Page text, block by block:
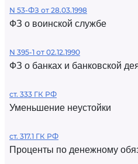
N 53-ФЗ от 28.03.1998
ФЗ о воинской службе
N 395-1 от 02.12.1990
ФЗ о банках и банковской
ст. 333 ГК РФ
Уменьшение неустойки
ст. 317.1 ГК РФ
Проценты по денежному